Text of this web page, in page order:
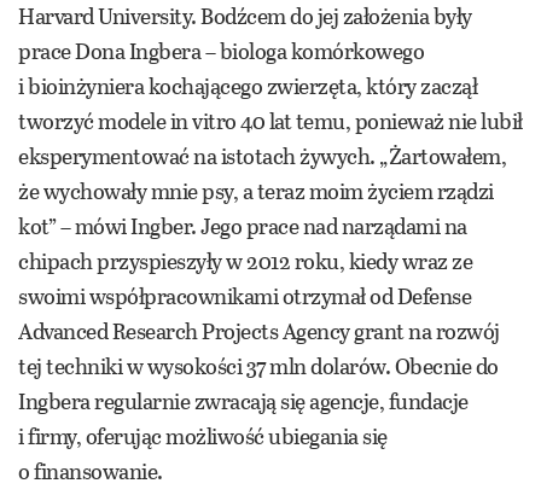
Harvard University. Bodźcem do jej założenia były
prace Dona Ingbera – biologa komórkowego
i bioinżyniera kochającego zwierzęta, który zaczął
tworzyć modele in vitro 40 lat temu, ponieważ nie lubił
eksperymentować na istotach żywych. „Żartowałem,
że wychowały mnie psy, a teraz moim życiem rządzi
kot” – mówi Ingber. Jego prace nad narządami na
chipach przyspieszyły w 2012 roku, kiedy wraz ze
swoimi współpracownikami otrzymał od Defense
Advanced Research Projects Agency grant na rozwój
tej techniki w wysokości 37 mln dolarów. Obecnie do
Ingbera regularnie zwracają się agencje, fundacje
i firmy, oferując możliwość ubiegania się
o finansowanie.